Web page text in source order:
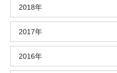
2018年
2017年
2016年